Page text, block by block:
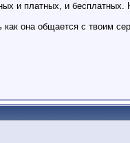
и платных, и
как она общается с твоим